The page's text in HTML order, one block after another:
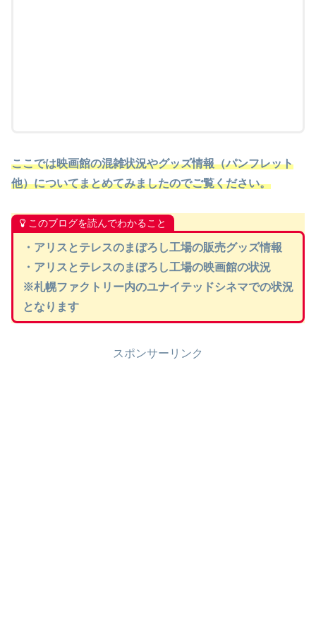
ここでは映画館の混雑状況やグッズ情報（パンフレット
他）についてまとめてみましたのでご覧ください。
このブログを読んでわかること
・アリスとテレスのまぼろし工場の販売グッズ情報
・アリスとテレスのまぼろし工場の映画館の状況
※札幌ファクトリー内のユナイテッドシネマでの状況
となります
スポンサーリンク